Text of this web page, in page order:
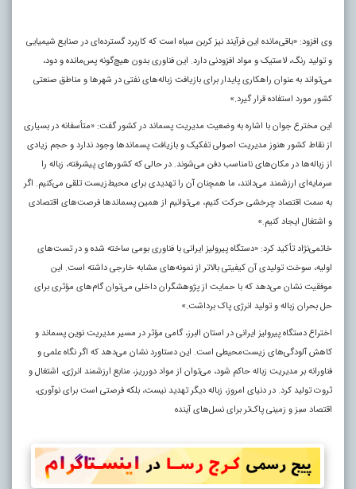
وی افزود: «باقی‌مانده این فرآیند نیز کربن سیاه است که کاربرد گسترده‌ای در صنایع شیمیایی
و تولید رنگ، لاستیک و مواد افزودنی دارد. این فناوری بدون هیچ‌گونه پس‌مانده و دود،
می‌تواند به عنوان راهکاری پایدار برای بازیافت زباله‌های نفتی در شهرها و مناطق صنعتی
کشور مورد استفاده قرار گیرد.»
این مخترع جوان با اشاره به وضعیت مدیریت پسماند در کشور گفت: «متأسفانه در بسیاری
از نقاط کشور هنوز مدیریت اصولی تفکیک و بازیافت پسماندها وجود ندارد و حجم زیادی
از زباله‌ها در مکان‌های نامناسب دفن می‌شوند. در حالی که کشورهای پیشرفته، زباله را
سرمایه‌ای ارزشمند می‌دانند، ما همچنان آن را تهدیدی برای محیط‌زیست تلقی می‌کنیم. اگر
به سمت اقتصاد چرخشی حرکت کنیم، می‌توانیم از همین پسماندها فرصت‌های اقتصادی
و اشتغال ایجاد کنیم.»
خاتمی‌نژاد تأکید کرد: «دستگاه پیرولیز ایرانی با فناوری بومی ساخته شده و در تست‌های
اولیه، سوخت تولیدی آن کیفیتی بالاتر از نمونه‌های مشابه خارجی داشته است. این
موفقیت نشان می‌دهد که با حمایت از پژوهشگران داخلی می‌توان گام‌های مؤثری برای
حل بحران زباله و تولید انرژی پاک برداشت.»
اختراع دستگاه پیرولیز ایرانی در استان البرز، گامی مؤثر در مسیر مدیریت نوین پسماند و
کاهش آلودگی‌های زیست‌محیطی است. این دستاورد نشان می‌دهد که اگر نگاه علمی و
فناورانه بر مدیریت زباله حاکم شود، می‌توان از مواد دورریز، منابع ارزشمند انرژی، اشتغال و
ثروت تولید کرد. در دنیای امروز، زباله دیگر تهدید نیست، بلکه فرصتی است برای نوآوری،
اقتصاد سبز و زمینی پاک‌تر برای نسل‌های آینده